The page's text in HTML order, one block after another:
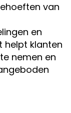
van
en
helpt klanten
nemen en